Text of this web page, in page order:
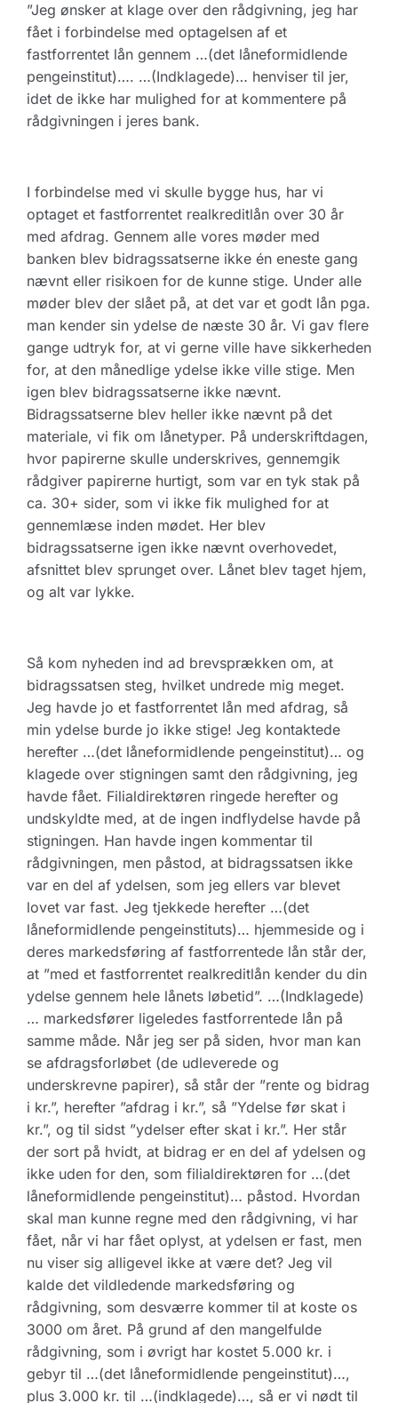
”Jeg ønsker at klage over den rådgivning, jeg har
fået i forbindelse med optagelsen af et
fastforrentet lån gennem …(det låneformidlende
pengeinstitut)…. …(Indklagede)… henviser til jer,
idet de ikke har mulighed for at kommentere på
rådgivningen i jeres bank.
I forbindelse med vi skulle bygge hus, har vi
optaget et fastforrentet realkreditlån over 30 år
med afdrag. Gennem alle vores møder med
banken blev bidragssatserne ikke én eneste gang
nævnt eller risikoen for de kunne stige. Under alle
møder blev der slået på, at det var et godt lån pga.
man kender sin ydelse de næste 30 år. Vi gav flere
gange udtryk for, at vi gerne ville have sikkerheden
for, at den månedlige ydelse ikke ville stige. Men
igen blev bidragssatserne ikke nævnt.
Bidragssatserne blev heller ikke nævnt på det
materiale, vi fik om lånetyper. På underskriftdagen,
hvor papirerne skulle underskrives, gennemgik
rådgiver papirerne hurtigt, som var en tyk stak på
ca. 30+ sider, som vi ikke fik mulighed for at
gennemlæse inden mødet. Her blev
bidragssatserne igen ikke nævnt overhovedet,
afsnittet blev sprunget over. Lånet blev taget hjem,
og alt var lykke.
Så kom nyheden ind ad brevsprækken om, at
bidragssatsen steg, hvilket undrede mig meget.
Jeg havde jo et fastforrentet lån med afdrag, så
min ydelse burde jo ikke stige! Jeg kontaktede
herefter …(det låneformidlende pengeinstitut)… og
klagede over stigningen samt den rådgivning, jeg
havde fået. Filialdirektøren ringede herefter og
undskyldte med, at de ingen indflydelse havde på
stigningen. Han havde ingen kommentar til
rådgivningen, men påstod, at bidragssatsen ikke
var en del af ydelsen, som jeg ellers var blevet
lovet var fast. Jeg tjekkede herefter …(det
låneformidlende pengeinstituts)… hjemmeside og i
deres markedsføring af fastforrentede lån står der,
at ”med et fastforrentet realkreditlån kender du din
ydelse gennem hele lånets løbetid”. …(Indklagede)
… markedsfører ligeledes fastforrentede lån på
samme måde. Når jeg ser på siden, hvor man kan
se afdragsforløbet (de udleverede og
underskrevne papirer), så står der ”rente og bidrag
i kr.”, herefter ”afdrag i kr.”, så ”Ydelse før skat i
kr.”, og til sidst ”ydelser efter skat i kr.”. Her står
der sort på hvidt, at bidrag er en del af ydelsen og
ikke uden for den, som filialdirektøren for …(det
låneformidlende pengeinstitut)… påstod. Hvordan
skal man kunne regne med den rådgivning, vi har
fået, når vi har fået oplyst, at ydelsen er fast, men
nu viser sig alligevel ikke at være det? Jeg vil
kalde det vildledende markedsføring og
rådgivning, som desværre kommer til at koste os
3000 om året. På grund af den mangelfulde
rådgivning, som i øvrigt har kostet 5.000 kr. i
gebyr til …(det låneformidlende pengeinstitut)…,
plus 3.000 kr. til …(indklagede)…, så er vi nødt til